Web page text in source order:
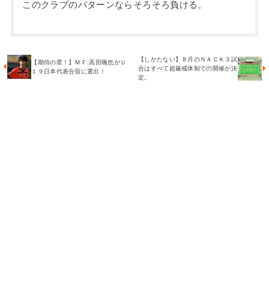
このクラブのパターンならそろそろ負ける。
【期待の星！】ＭＦ:高田颯也がＵ
１９日本代表合宿に選出！
【しかたない】８月のＮＡＣＫ３試
合はすべて超厳戒体制での開催が決
定。